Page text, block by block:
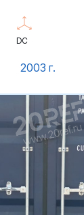
DC
2003 г.